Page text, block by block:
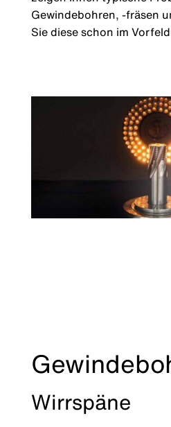
Gewindebohren, -fräsen
Sie diese schon im
Wirrspäne